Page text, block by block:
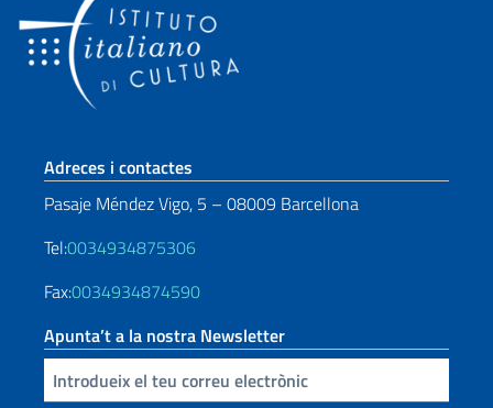
Sezione footer
Adreces i contactes
Pasaje Méndez Vigo, 5 – 08009 Barcellona
Tel:0034934875306
Fax:0034934874590
Apunta’t a la nostra Newsletter
Inserisci la tua email